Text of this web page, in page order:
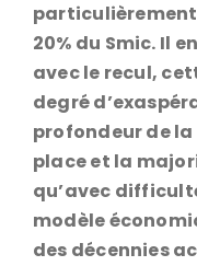
20% du Smic. Il
avec le recul,
degré
profondeur de
place et la
qu’avec
modèle
des décennies